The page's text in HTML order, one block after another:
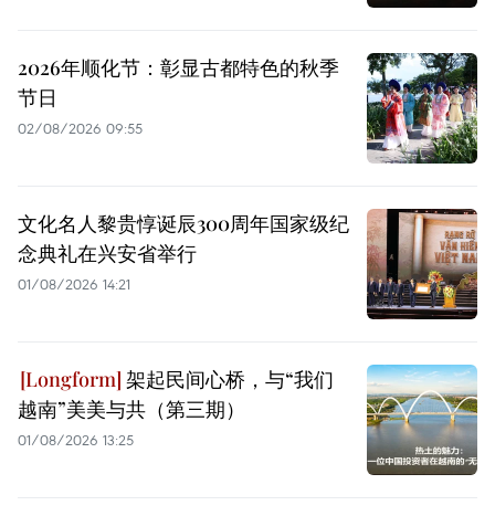
2026年顺化节：彰显古都特色的秋季
节日
02/08/2026 09:55
文化名人黎贵惇诞辰300周年国家级纪
念典礼在兴安省举行
01/08/2026 14:21
架起民间心桥，与“我们
越南”美美与共（第三期）
01/08/2026 13:25